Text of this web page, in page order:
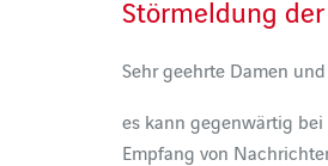
Störmeldung
Sehr geehrte Damen
es kann gegenwärtig
Empfang von